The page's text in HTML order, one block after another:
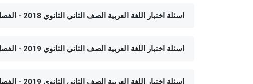
اسئلة اختبار اللغة العربية الصف الثاني الثانوي 2018 - الفصل الدراسي الثاني- الدقهلية
اسئلة اختبار اللغة العربية الصف الثاني الثانوي 2019 - الفصل الدراسي الثاني- ادارة كفر شكر محافظة القليوبية
اسئلة اختبار اللغة العربية الصف الثاني الثانوي 2019 - الفصل الدراسي الثاني- بني سويف